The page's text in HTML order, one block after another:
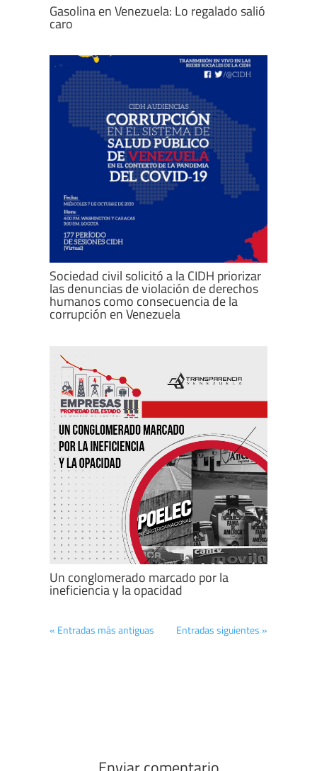
Gasolina en Venezuela: Lo regalado salió
caro
Sociedad civil solicitó a la CIDH priorizar
las denuncias de violación de derechos
humanos como consecuencia de la
corrupción en Venezuela
Un conglomerado marcado por la
ineficiencia y la opacidad
« Entradas más antiguas Entradas siguientes »